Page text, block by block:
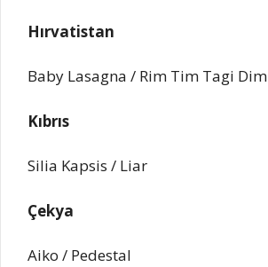
Hırvatistan
Baby Lasagna / Rim Tim Tagi Dim
Kıbrıs
Silia Kapsis / Liar
Çekya
Aiko / Pedestal